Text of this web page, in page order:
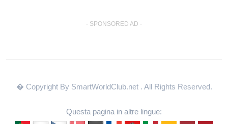
- SPONSORED AD -
� Copyright By SmartWorldClub.net . All Rights Reserved.
Questa pagina in altre lingue: